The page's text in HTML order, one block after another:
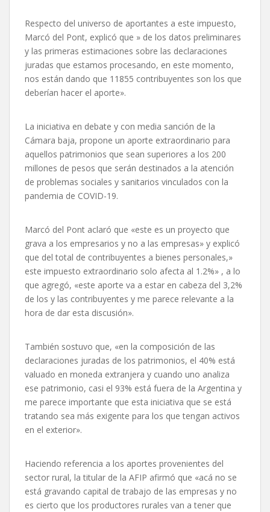
Respecto del universo de aportantes a este impuesto,
Marcó del Pont, explicó que » de los datos preliminares
y las primeras estimaciones sobre las declaraciones
juradas que estamos procesando, en este momento,
nos están dando que 11855 contribuyentes son los que
deberían hacer el aporte».
La iniciativa en debate y con media sanción de la
Cámara baja, propone un aporte extraordinario para
aquellos patrimonios que sean superiores a los 200
millones de pesos que serán destinados a la atención
de problemas sociales y sanitarios vinculados con la
pandemia de COVID-19.
Marcó del Pont aclaró que «este es un proyecto que
grava a los empresarios y no a las empresas» y explicó
que del total de contribuyentes a bienes personales,»
este impuesto extraordinario solo afecta al 1.2%» , a lo
que agregó, «este aporte va a estar en cabeza del 3,2%
de los y las contribuyentes y me parece relevante a la
hora de dar esta discusión».
También sostuvo que, «en la composición de las
declaraciones juradas de los patrimonios, el 40% está
valuado en moneda extranjera y cuando uno analiza
ese patrimonio, casi el 93% está fuera de la Argentina y
me parece importante que esta iniciativa que se está
tratando sea más exigente para los que tengan activos
en el exterior».
Haciendo referencia a los aportes provenientes del
sector rural, la titular de la AFIP afirmó que «acá no se
está gravando capital de trabajo de las empresas y no
es cierto que los productores rurales van a tener que